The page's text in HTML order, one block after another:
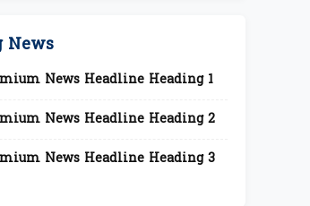
News
News Headline Heading 1
News Headline Heading 2
News Headline Heading 3